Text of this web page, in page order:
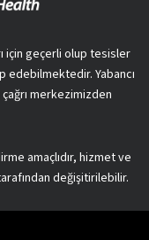
için geçerli olup tesisler
edebilmektedir. Yabancı
merkezimizden
amaçlıdır, hizmet ve
değişitirilebilir.